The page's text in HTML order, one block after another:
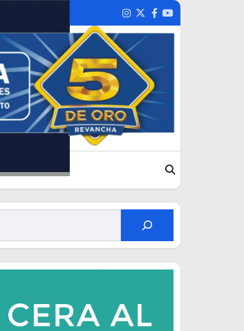
Instagram
TwitterFacebook
Youtube